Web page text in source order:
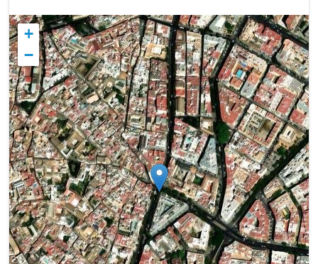
+
−